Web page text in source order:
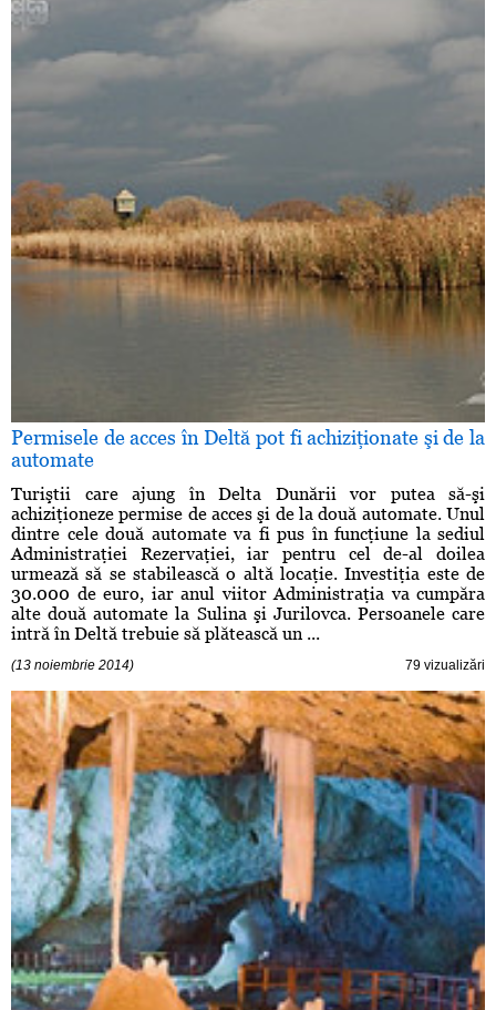
Permisele de acces în Deltă pot fi achiziţionate şi de la
automate
Turiştii care ajung în Delta Dunării vor putea să-şi
achiziţioneze permise de acces şi de la două automate. Unul
dintre cele două automate va fi pus în funcţiune la sediul
Administraţiei Rezervaţiei, iar pentru cel de-al doilea
urmează să se stabilească o altă locaţie. Investiţia este de
30.000 de euro, iar anul viitor Administraţia va cumpăra
alte două automate la Sulina şi Jurilovca. Persoanele care
intră în Deltă trebuie să plătească un ...
(13 noiembrie 2014) 79 vizualizări